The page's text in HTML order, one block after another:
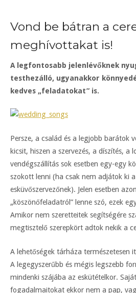
Vond be bátran a
meghívottakat is!
A legfontosabb jelenlévőknek
testhezálló, ugyanakkor
kedves „feladatokat” is.
Persze, a család és a legjobb barátok
kicsit, hiszen a szervezés, a díszítés, a
vendégszállítás sok esetben egy-egy
szokott lenni (ha csak nem adjátok ki
esküvőszervezőnek). Jelen esetben
„köszönőfeladatról” lenne szó, ezek
Amikor nem szeretteitek segítségére
megtisztelő szerepkört adtok nekik a
A lehetőségek tárháza természetesen
A legegyszerűbb és mégis legszebb
mindenki szájába az eskütételkor.
fogadalmaitokat ekkor nem a pap,